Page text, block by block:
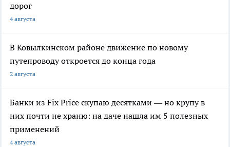
дорог
4 августа
В Ковылкинском районе движение по новому
путепроводу откроется до конца года
2 августа
Банки из Fix Price скупаю десятками — но крупу в
них почти не храню: на даче нашла им 5 полезных
применений
4 августа